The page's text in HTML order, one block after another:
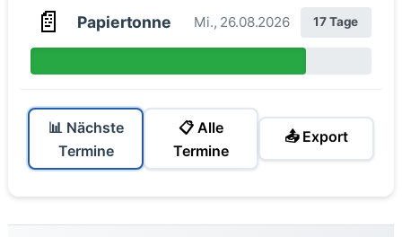
📄 Papiertonne Mi., 26.08.2026 17 Tage
📊 Nächste
Termine
📋 Alle
Termine
📤 Export